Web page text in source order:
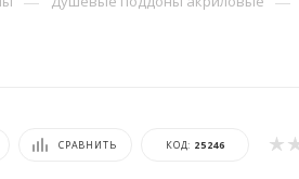
СРАВНИТЬ КОД: 25246